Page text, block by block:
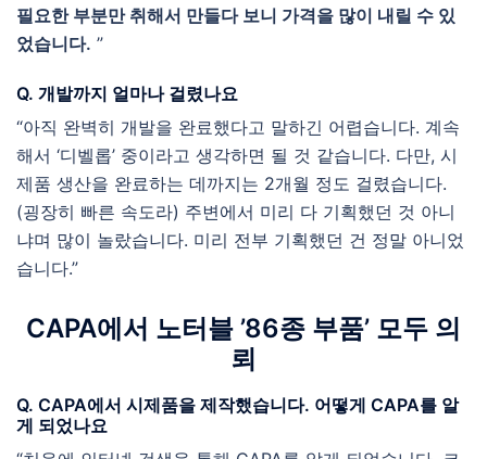
필요한 부분만 취해서 만들다 보니 가격을 많이 내릴 수 있
었습니다. ”
Q. 개발까지 얼마나 걸렸나요
“아직 완벽히 개발을 완료했다고 말하긴 어렵습니다. 계속
해서 ‘디벨롭’ 중이라고 생각하면 될 것 같습니다. 다만, 시
제품 생산을 완료하는 데까지는 2개월 정도 걸렸습니다.
(굉장히 빠른 속도라) 주변에서 미리 다 기획했던 것 아니
냐며 많이 놀랐습니다. 미리 전부 기획했던 건 정말 아니었
습니다.”
CAPA에서 노터블 ’86종 부품’ 모두 의
뢰
Q. CAPA에서 시제품을 제작했습니다. 어떻게 CAPA를 알
게 되었나요